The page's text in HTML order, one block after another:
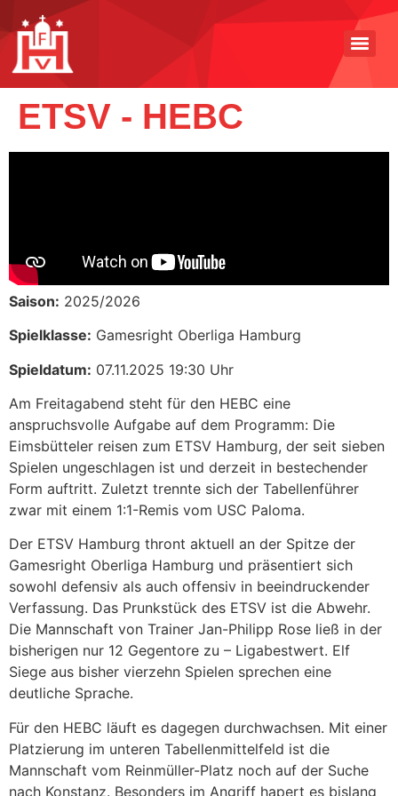
ETSV - HEBC
Saison: 2025/2026
Spielklasse: Gamesright Oberliga Hamburg
Spieldatum: 07.11.2025 19:30 Uhr
Am Freitagabend steht für den HEBC eine
anspruchsvolle Aufgabe auf dem Programm: Die
Eimsbütteler reisen zum ETSV Hamburg, der seit sieben
Spielen ungeschlagen ist und derzeit in bestechender
Form auftritt. Zuletzt trennte sich der Tabellenführer
zwar mit einem 1:1-Remis vom USC Paloma.
Der ETSV Hamburg thront aktuell an der Spitze der
Gamesright Oberliga Hamburg und präsentiert sich
sowohl defensiv als auch offensiv in beeindruckender
Verfassung. Das Prunkstück des ETSV ist die Abwehr.
Die Mannschaft von Trainer Jan-Philipp Rose ließ in der
bisherigen nur 12 Gegentore zu – Ligabestwert. Elf
Siege aus bisher vierzehn Spielen sprechen eine
deutliche Sprache.
Für den HEBC läuft es dagegen durchwachsen. Mit einer
Platzierung im unteren Tabellenmittelfeld ist die
Mannschaft vom Reinmüller-Platz noch auf der Suche
nach Konstanz. Besonders im Angriff hapert es bislang